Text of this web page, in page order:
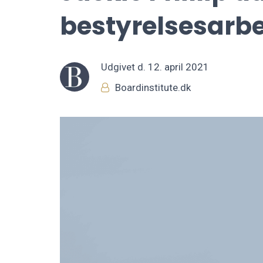
Udgivet d. 12. april 2021
Boardinstitute.dk